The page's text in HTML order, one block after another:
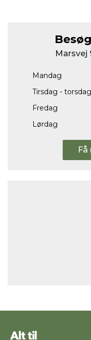
Marsvej
Mandag
Tirsdag - torsdag
Fredag
Lørdag